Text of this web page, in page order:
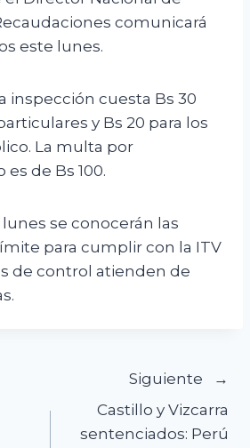
comunicará
este lunes.
inspección cuesta Bs 30
y Bs 20 para los
La multa por
de Bs 100.
lunes se conocerán las
para cumplir con la ITV
de control atienden de
Siguiente
Castillo y Vizcarra
sentenciados: Perú